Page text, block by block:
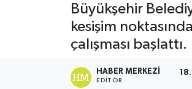
Büyükşehir
kesişim
çalışması başlattı.
HABER MERKEZI
EDITÖR
SİVİL TOPLUM
SOSYAL YAŞAM
ULUSAL HABERLER
GÜNCEL
İLÇE HABERLERİ
İŞ DÜNYASI
Tüm Manşetler
Son Dakika Haberleri
Haber Arşivi